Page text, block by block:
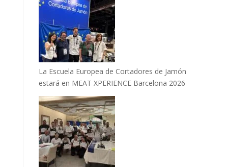
La Escuela Europea de Cortadores de Jamón
estará en MEAT XPERIENCE Barcelona 2026